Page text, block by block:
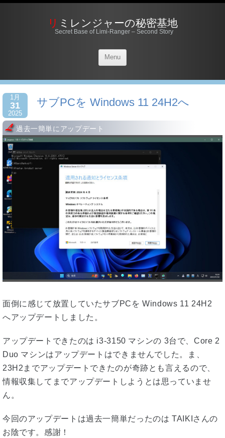
リミレンジャーの秘密基地
Secret Base of Limi-Ranger – Second Story
Menu
1月
31
2025
サブPCを Windows 11 24H2へ
過去一簡単にアップデート
面倒に感じて放置していたサブPCを Windows 11 24H2
へアップデートしました。
アップデートできたのは i3-3150 マシンの 3台で、Core 2
Duo マシンはアップデートはできませんでした。ま、
23H2までアップデートできたのが奇跡とも言えるので、
情報収集してまでアップデートしようとは思っていませ
ん。
今回のアップデートは過去一簡単だったのは TAIKIさんの
お陰です。感謝！